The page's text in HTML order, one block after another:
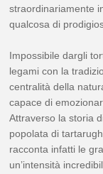
straordinariamente
qualcosa di
Impossibile dargli
legami con la
centralità della
capace di
Attraverso la storia
popolata di
racconta infatti le
un’intensità